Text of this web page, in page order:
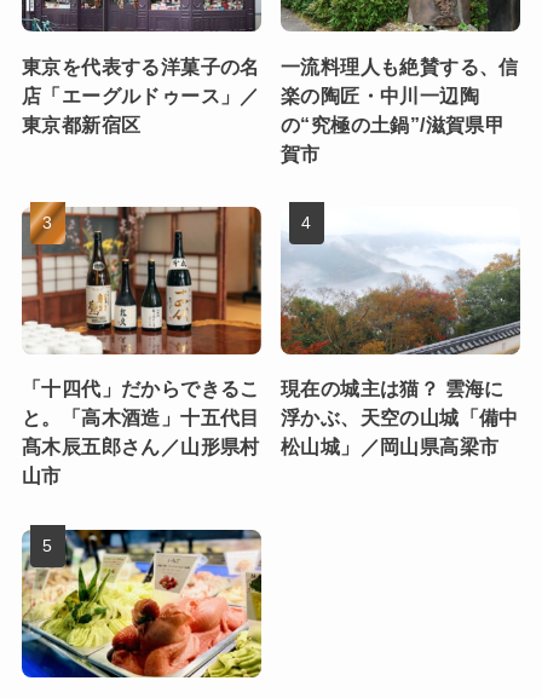
東京を代表する洋菓子の名
店「エーグルドゥース」／
東京都新宿区
一流料理人も絶賛する、信
楽の陶匠・中川一辺陶
の“究極の土鍋”/滋賀県甲
賀市
「十四代」だからできるこ
と。「高木酒造」十五代目
髙木辰五郎さん／山形県村
山市
現在の城主は猫？ 雲海に
浮かぶ、天空の山城「備中
松山城」／岡山県高梁市